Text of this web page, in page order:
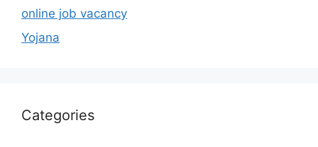
online job vacancy
Yojana
Categories